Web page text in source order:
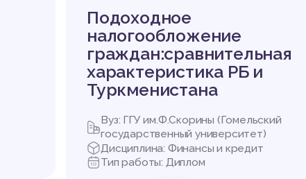
Подоходное
налогообложение
граждан:сравнительная
характеристика РБ и
Туркменистана
Вуз: ГГУ им.Ф.Скорины (Гомельский
государственный университет)
Дисциплина: Финансы и кредит
Тип работы: Диплом